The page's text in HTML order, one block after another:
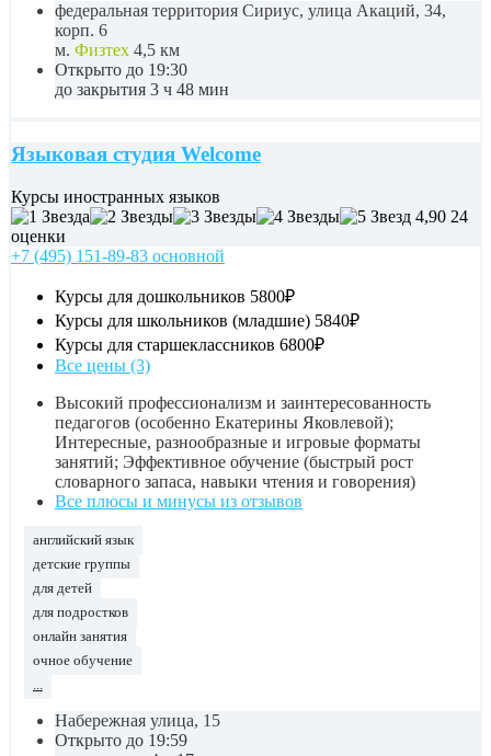
федеральная территория Сириус, улица Акаций, 34,
корп. 6
м. Физтех 4,5 км
Открыто до 19:30
до закрытия 3 ч 48 мин
Языковая студия Welcome
Курсы иностранных языков
4,90 24
оценки
+7 (495) 151-89-83 основной
Курсы для дошкольников 5800₽
Курсы для школьников (младшие) 5840₽
Курсы для старшеклассников 6800₽
Все цены (3)
Высокий профессионализм и заинтересованность
педагогов (особенно Екатерины Яковлевой);
Интересные, разнообразные и игровые форматы
занятий; Эффективное обучение (быстрый рост
словарного запаса, навыки чтения и говорения)
Все плюсы и минусы из отзывов
английский язык
детские группы
для детей
для подростков
онлайн занятия
очное обучение
Набережная улица, 15
Открыто до 19:59